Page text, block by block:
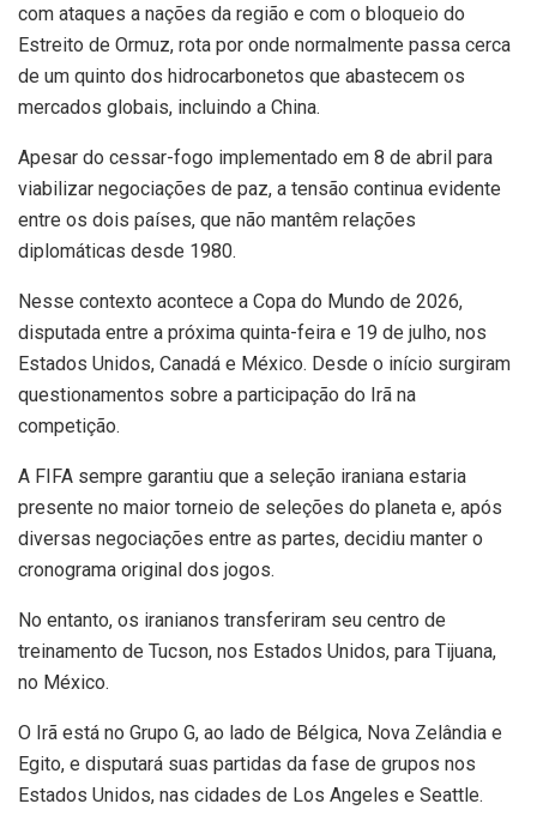
com ataques a nações da região e com o bloqueio do
Estreito de Ormuz, rota por onde normalmente passa cerca
de um quinto dos hidrocarbonetos que abastecem os
mercados globais, incluindo a China.
Apesar do cessar-fogo implementado em 8 de abril para
viabilizar negociações de paz, a tensão continua evidente
entre os dois países, que não mantêm relações
diplomáticas desde 1980.
Nesse contexto acontece a Copa do Mundo de 2026,
disputada entre a próxima quinta-feira e 19 de julho, nos
Estados Unidos, Canadá e México. Desde o início surgiram
questionamentos sobre a participação do Irã na
competição.
A FIFA sempre garantiu que a seleção iraniana estaria
presente no maior torneio de seleções do planeta e, após
diversas negociações entre as partes, decidiu manter o
cronograma original dos jogos.
No entanto, os iranianos transferiram seu centro de
treinamento de Tucson, nos Estados Unidos, para Tijuana,
no México.
O Irã está no Grupo G, ao lado de Bélgica, Nova Zelândia e
Egito, e disputará suas partidas da fase de grupos nos
Estados Unidos, nas cidades de Los Angeles e Seattle.